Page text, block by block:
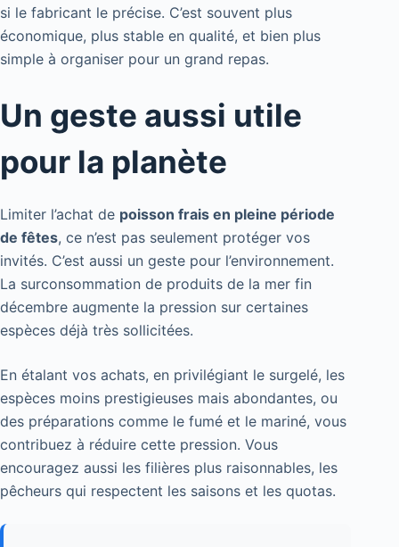
si le fabricant le précise. C’est souvent plus
économique, plus stable en qualité, et bien plus
simple à organiser pour un grand repas.
Un geste aussi utile
pour la planète
Limiter l’achat de poisson frais en pleine période
de fêtes, ce n’est pas seulement protéger vos
invités. C’est aussi un geste pour l’environnement.
La surconsommation de produits de la mer fin
décembre augmente la pression sur certaines
espèces déjà très sollicitées.
En étalant vos achats, en privilégiant le surgelé, les
espèces moins prestigieuses mais abondantes, ou
des préparations comme le fumé et le mariné, vous
contribuez à réduire cette pression. Vous
encouragez aussi les filières plus raisonnables, les
pêcheurs qui respectent les saisons et les quotas.